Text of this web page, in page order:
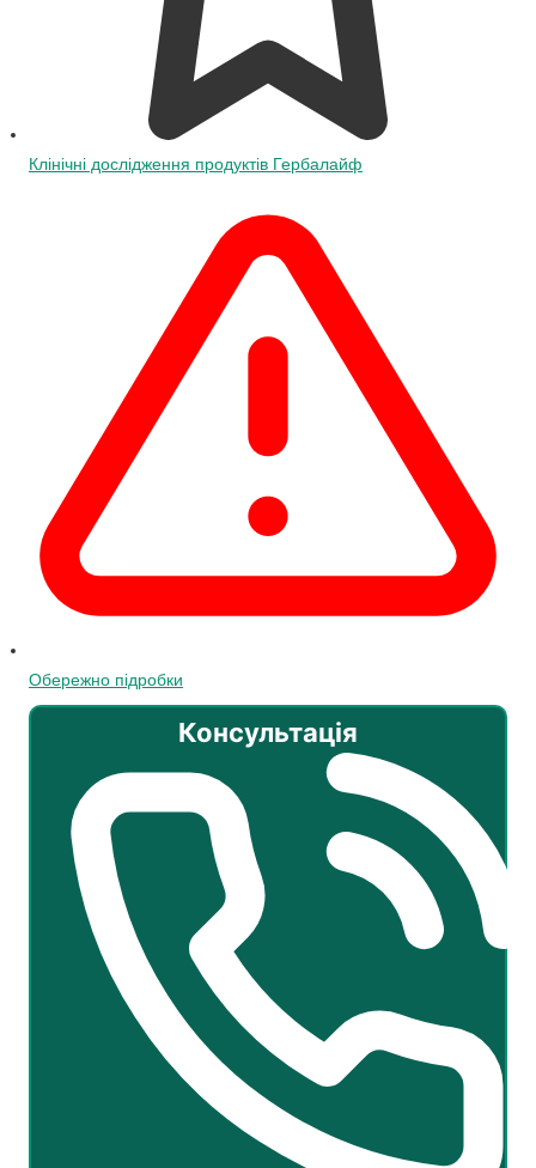
Клінічні дослідження продуктів Гербалайф
Обережно підробки
Консультація